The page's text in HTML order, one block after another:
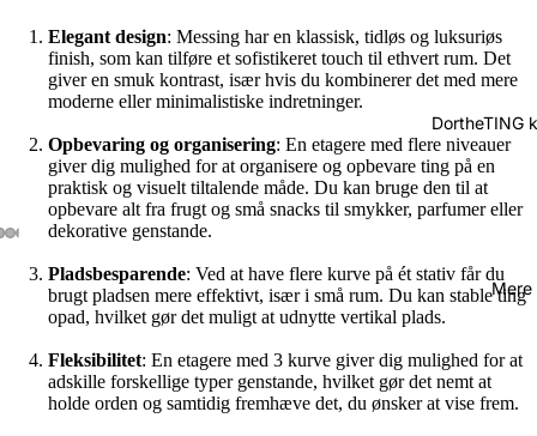
DortheTING
Mere
Elegant design: Messing har en klassisk, tidløs og luksuriøs
finish, som kan tilføre et sofistikeret touch til ethvert rum. Det
giver en smuk kontrast, især hvis du kombinerer det med mere
moderne eller minimalistiske indretninger.
Opbevaring og organisering: En etagere med flere niveauer
giver dig mulighed for at organisere og opbevare ting på en
praktisk og visuelt tiltalende måde. Du kan bruge den til at
opbevare alt fra frugt og små snacks til smykker, parfumer eller
dekorative genstande.
Pladsbesparende: Ved at have flere kurve på ét stativ får du
brugt pladsen mere effektivt, især i små rum. Du kan stable ting
opad, hvilket gør det muligt at udnytte vertikal plads.
Fleksibilitet: En etagere med 3 kurve giver dig mulighed for at
adskille forskellige typer genstande, hvilket gør det nemt at
holde orden og samtidig fremhæve det, du ønsker at vise frem.